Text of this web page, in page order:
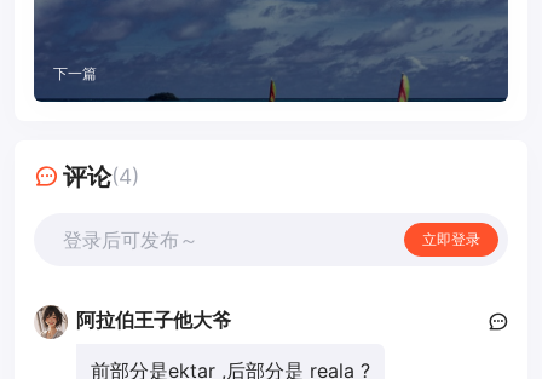
下一篇
评论(4)
登录后可发布～ 立即登录
阿拉伯王子他大爷
前部分是ektar ,后部分是 reala ?